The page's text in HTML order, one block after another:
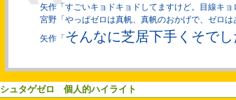
矢作「すごいキョドキョドしてますけど。目線キ
宮野「やっぱゼロは真帆、真帆のおかげで、ゼロ
矢作「 そんなに芝居下手くそでし
シュタゲゼロ 個人的ハイライト